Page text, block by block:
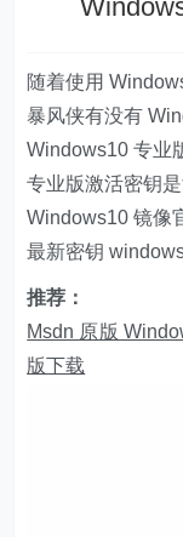
随着使用
暴风侠有没有
Windows10 专业
专业版激活密钥
Windows10 镜像
最新密钥
推荐：
Msdn 原版
版下载